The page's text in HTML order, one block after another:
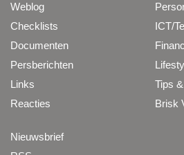
Weblog
Checklists
Documenten
Persberichten
Links
Reacties
ICT/
Tips
Brisk
Nieuwsbrief